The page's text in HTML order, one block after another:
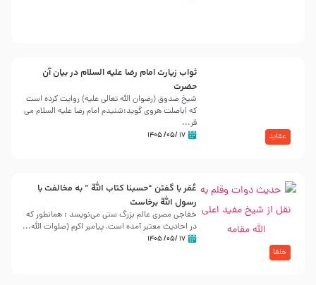
عقاید
ثواب زیارت امام رضا علیه السلام در بیان آن
حضرت
شیخ صدوق (رضوان الله تعالی علیه) روایت کرده است
که اباصلت هروی گوید:شنیدم امام رضا علیه السلام می
فر...
۱۷ /۰۵/ ۱۴۰۵
خلفا
عُمَر با گفتن “حسبنا كتاب اللّه ” به مخالفت با
رسول اللّه برخاست
خفاجی مصری عالم بزرگ سنی می‌نویسد : همانطور که
در احادیث معتبر آمده است، پیامبر اکرم (صلوات اللّه...
۱۷ /۰۵/ ۱۴۰۵